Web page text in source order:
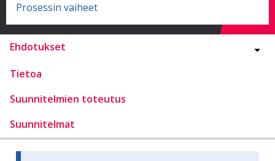
Prosessin vaiheet
Ehdotukset
Tietoa
Suunnitelmien toteutus
Suunnitelmat